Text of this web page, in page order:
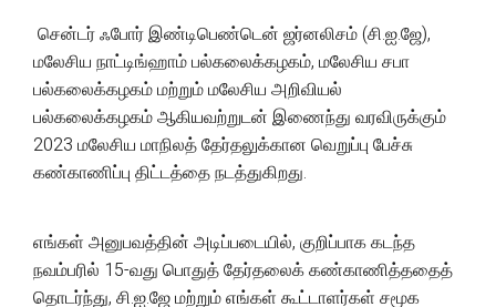
சென்டர் ஃபோர் இண்டிபெண்டென் ஜர்னலிசம் (சி.ஐ.ஜே),
மலேசிய நாட்டிங்ஹாம் பல்கலைக்கழகம், மலேசிய சபா
பல்கலைக்கழகம் மற்றும் மலேசிய அறிவியல்
பல்கலைக்கழகம் ஆகியவற்றுடன் இணைந்து வரவிருக்கும்
2023 மலேசிய மாநிலத் தேர்தலுக்கான வெறுப்பு பேச்சு
கண்காணிப்பு திட்டத்தை நடத்துகிறது.
எங்கள் அனுபவத்தின் அடிப்படையில், குறிப்பாக கடந்த
நவம்பரில் 15-வது பொதுத் தேர்தலைக் கண்காணித்ததைத்
தொடர்ந்து, சி.ஐ.ஜே மற்றும் எங்கள் கூட்டாளர்கள் சமூக